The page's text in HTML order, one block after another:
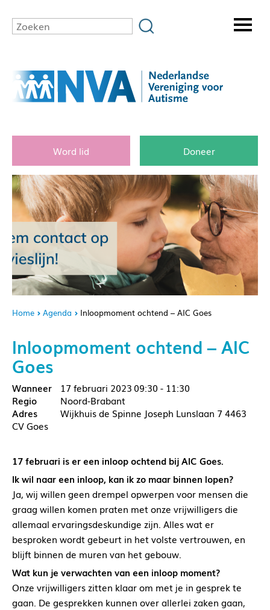
Word lid Doneer
Home Agenda Inloopmoment ochtend – AIC Goes
Inloopmoment ochtend – AIC
Goes
17 februari 2023 09:30 - 11:30
Noord-Brabant
Wijkhuis de Spinne Joseph Lunslaan 7 4463
CV Goes
17 februari is er een inloop ochtend bij AIC Goes.
Ik wil naar een inloop, kan ik zo maar binnen lopen?
Ja, wij willen geen drempel opwerpen voor mensen die
graag willen komen praten met onze vrijwilligers die
allemaal ervaringsdeskundige zijn. Alles wat er
besproken wordt gebeurt in het volste vertrouwen, en
blijft binnen de muren van het gebouw.
Wat kun je verwachten van een inloop moment?
Onze vrijwilligers zitten klaar om met je in gesprek te
gaan. De gesprekken kunnen over allerlei zaken gaan,